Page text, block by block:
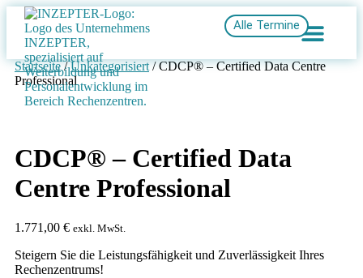
Alle Termine
Startseite/Unkategorisiert/ CDCP® – Certified Data Centre
Professional
CDCP® – Certified Data
Centre Professional
1.771,00 € exkl. MwSt.
Steigern Sie die Leistungsfähigkeit und Zuverlässigkeit Ihres
Rechenzentrums!